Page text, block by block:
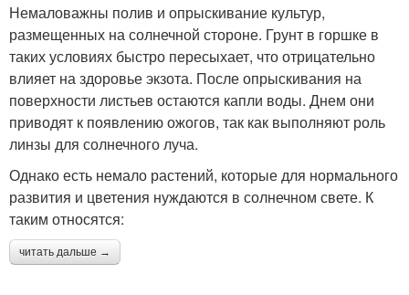
Немаловажны полив и опрыскивание культур,
размещенных на солнечной стороне. Грунт в горшке в
таких условиях быстро пересыхает, что отрицательно
влияет на здоровье экзота. После опрыскивания на
поверхности листьев остаются капли воды. Днем они
приводят к появлению ожогов, так как выполняют роль
линзы для солнечного луча.
Однако есть немало растений, которые для нормального
развития и цветения нуждаются в солнечном свете. К
таким относятся:
читать дальше →